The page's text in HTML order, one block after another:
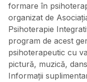
formare în
organizat de
Psihoterapie
program de acest
psihoterapeutic cu
pictură, muzică,
Informații